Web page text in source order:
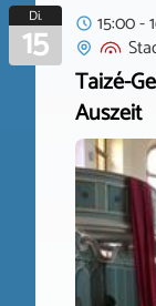
Di.
15
15:00 -
Taizé-
Auszeit